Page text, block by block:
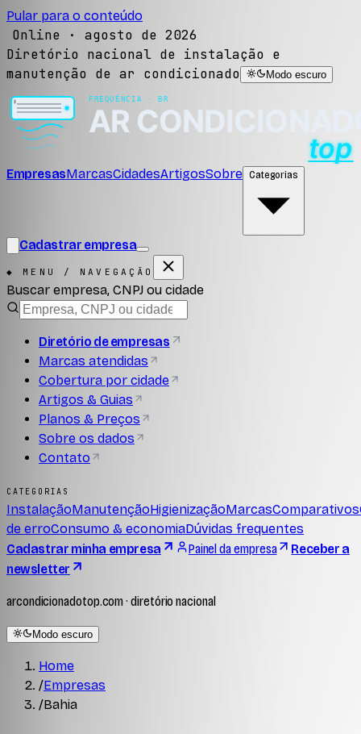
Pular para o conteúdo
Online · agosto de 2026
Diretório nacional de instalação e
manutenção de ar condicionado
Modo escuro
EmpresasMarcasCidadesArtigosSobre Categorias
Cadastrar empresa
◆ MENU / NAVEGAÇÃO
Buscar empresa, CNPJ ou cidade
Diretório de empresas
Marcas atendidas
Cobertura por cidade
Artigos & Guias
Planos & Preços
Sobre os dados
Contato
CATEGORIAS
InstalaçãoManutençãoHigienizaçãoMarcasComparativos
de erroConsumo & economiaDúvidas frequentes
Cadastrar minha empresa
Painel da empresa
Receber a
newsletter
arcondicionadotop.com · diretório nacional
Modo escuro
Home
/Empresas
/Bahia